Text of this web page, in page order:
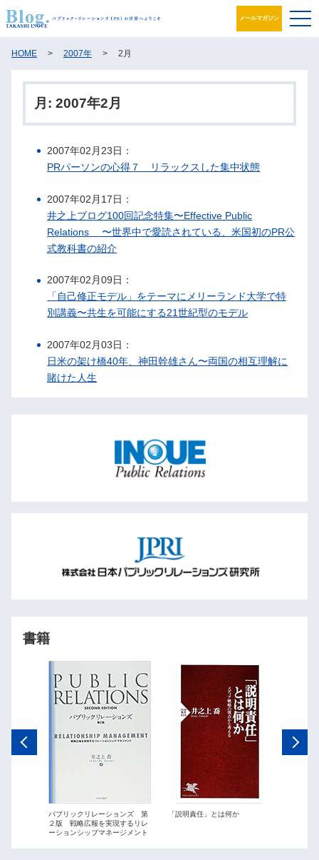
メールマガジン
ブログ
プロフィール
パブリック・リレーションズとは
アカデミック活動
HOME > 2007年 > 2月
月: 2007年2月
2007年02月23日：
PRパーソンの心得７ リラックスした集中状態
2007年02月17日：
井之上ブログ100回記念特集〜Effective Public
Relations 〜世界中で愛読されている、米国初のPR公
式教科書の紹介
2007年02月09日：
「自己修正モデル」をテーマにメリーランド大学で特
別講義〜共生を可能にする21世紀型のモデル
2007年02月03日：
日米の架け橋40年、神田幹雄さん〜両国の相互理解に
賭けた人生
書籍
パブリックリレーションズ 第
２版 戦略広報を実現するリレ
ーションシップマネージメント
「説明責任」とは何か